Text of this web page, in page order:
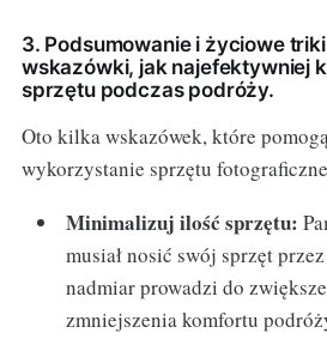
3. Podsumowanie i życiowe
wskazówki, jak najefektywniej
sprzętu podczas podróży.
Oto kilka wskazówek, które
wykorzystanie sprzętu
Minimalizuj ilość sprzętu:
musiał nosić swój sprzęt
nadmiar prowadzi do
zmniejszenia komfortu